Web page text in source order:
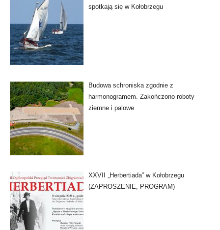
spotkają się w Kołobrzegu
Budowa schroniska zgodnie z
harmonogramem. Zakończono roboty
ziemne i palowe
XXVII „Herbertiada” w Kołobrzegu
(ZAPROSZENIE, PROGRAM)